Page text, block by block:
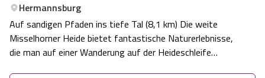
Hermannsburg
Auf sandigen Pfaden ins tiefe Tal (8,1 km) Die weite
Misselhorner Heide bietet fantastische Naturerlebnisse,
die man auf einer Wanderung auf der Heideschleife